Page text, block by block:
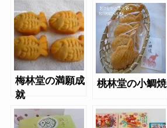
梅林堂の満願成
就
桃林堂の小鯛焼